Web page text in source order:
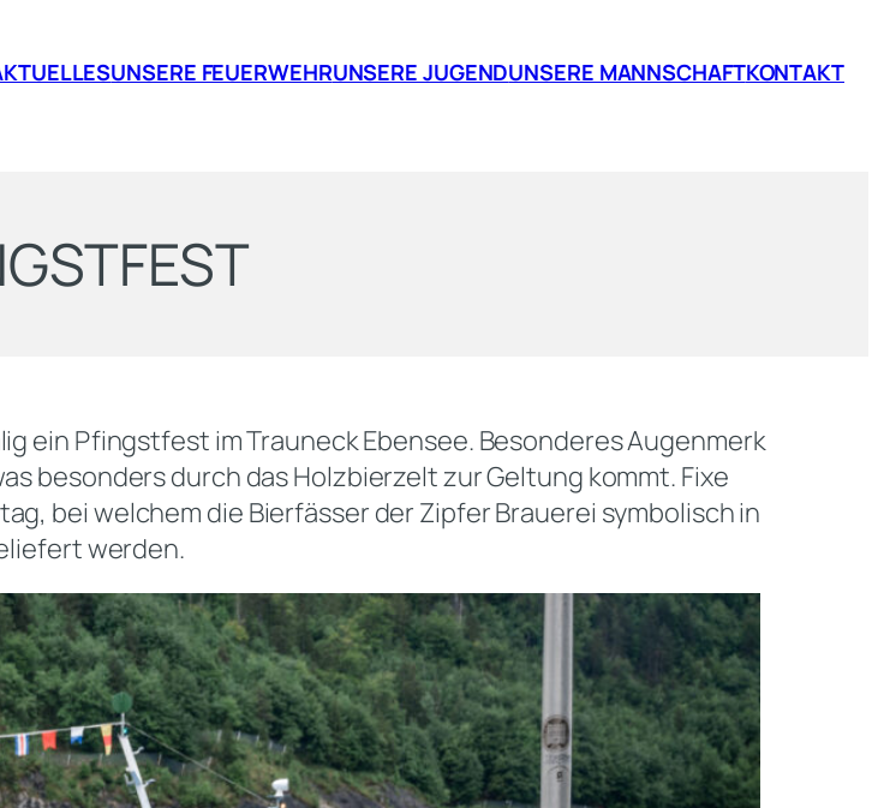
UNSERE FEUERWEHRUNSERE JUGENDUNSERE MANNSCHAFTKONTAKT
ein Pfingstfest im Trauneck Ebensee. Besonderes Augenmerk
besonders durch das Holzbierzelt zur Geltung kommt. Fixe
bei welchem die Bierfässer der Zipfer Brauerei symbolisch in
werden.